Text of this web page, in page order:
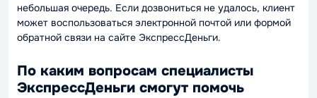
небольшая очередь. Если дозвониться не удалось, клиент
может воспользоваться электронной почтой или формой
обратной связи на сайте ЭкспрессДеньги.
По каким вопросам специалисты
ЭкспрессДеньги смогут помочь